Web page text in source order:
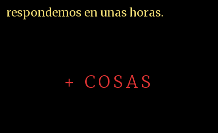
respondemos en unas horas.
+ COSAS